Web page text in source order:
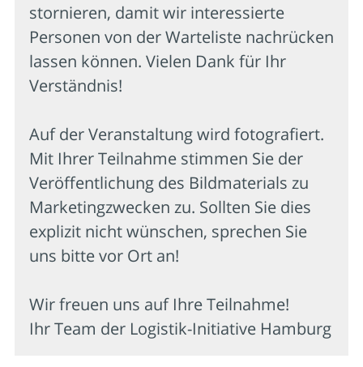
stornieren, damit wir interessierte
Personen von der Warteliste nachrücken
lassen können. Vielen Dank für Ihr
Verständnis!
Auf der Veranstaltung wird fotografiert.
Mit Ihrer Teilnahme stimmen Sie der
Veröffentlichung des Bildmaterials zu
Marketingzwecken zu. Sollten Sie dies
explizit nicht wünschen, sprechen Sie
uns bitte vor Ort an!
Wir freuen uns auf Ihre Teilnahme!
Ihr Team der Logistik-Initiative Hamburg